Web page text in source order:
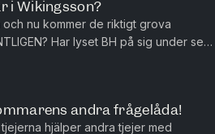
i Wikingsson?
nu kommer de riktigt grova
Har lyset BH på sig under sex
Frändfors som fö...
andra frågelåda!
hjälper andra tjejer med